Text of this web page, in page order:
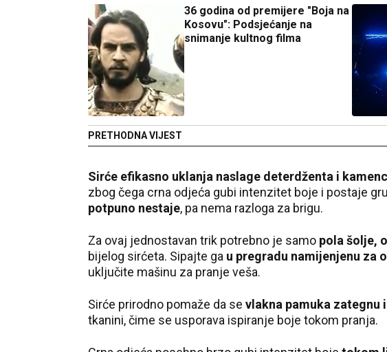
36 godina od premijere "Boja na
Kosovu": Podsjećanje na
snimanje kultnog filma
PRETHODNA VIJEST
Sirće efikasno uklanja naslage deterdženta i
zbog čega crna odjeća gubi intenzitet boje i postaje
potpuno nestaje, pa nema razloga za brigu.
Za ovaj jednostavan trik potrebno je samo pola šolje,
bijelog sirćeta. Sipajte ga u pregradu namijenjenu za
uključite mašinu za pranje veša.
Sirće prirodno pomaže da se vlakna pamuka zategnu
tkanini, čime se usporava ispiranje boje tokom pranja.